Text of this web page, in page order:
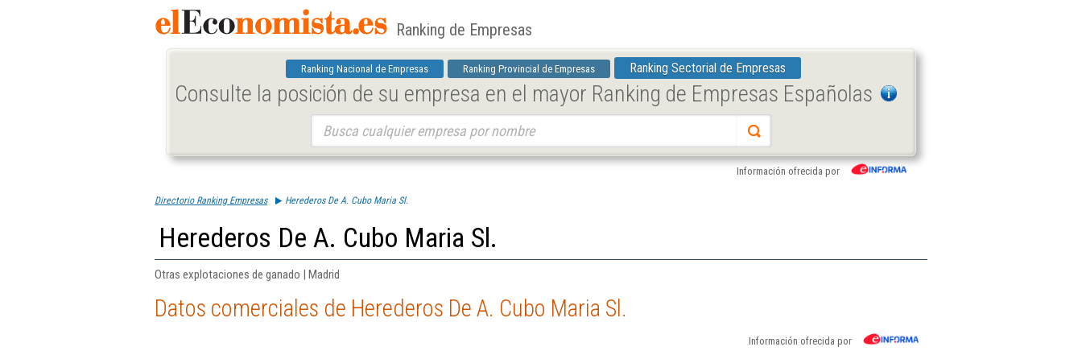
Ranking de Empresas
Ranking Nacional de Empresas Ranking Provincial de Empresas Ranking Sectorial de Empresas
Consulte la posición de su empresa en el mayor Ranking de Empresas Españolas
Información ofrecida por
Directorio Ranking Empresas Herederos De A. Cubo Maria Sl.
Herederos De A. Cubo Maria Sl.
Otras explotaciones de ganado | Madrid
Datos comerciales de Herederos De A. Cubo Maria Sl.
Información ofrecida por